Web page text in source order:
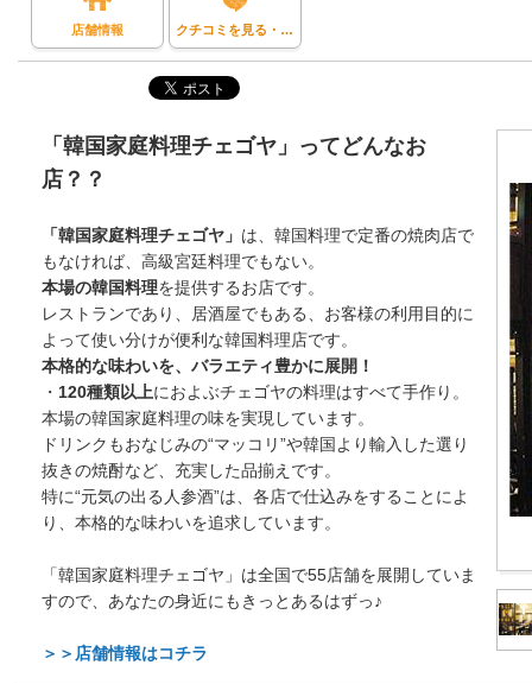
店舗情報 クチコミを見る・投稿する
「韓国家庭料理チェゴヤ」ってどんなお
店？？
「韓国家庭料理チェゴヤ」 は、韓国料理で定番の焼肉店で
もなければ、高級宮廷料理でもない。
本場の韓国料理を提供するお店です。
レストランであり、居酒屋でもある、お客様の利用目的に
よって使い分けが便利な韓国料理店です。
本格的な味わいを、バラエティ豊かに展開！
・ 120種類以上におよぶチェゴヤの料理はすべて手作り。
本場の韓国家庭料理の味を実現しています。
ドリンクもおなじみの“マッコリ”や韓国より輸入した選り
抜きの焼酎など、充実した品揃えです。
特に“元気の出る人参酒”は、各店で仕込みをすることによ
り、本格的な味わいを追求しています。
「韓国家庭料理チェゴヤ」は全国で55店舗を展開していま
すので、あなたの身近にもきっとあるはずっ♪
＞＞店舗情報はコチラ